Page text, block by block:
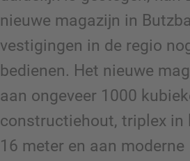
nieuwe magazijn in
vestigingen in de regio
bedienen. Het nieuwe
aan ongeveer 1000
constructiehout, triplex in
16 meter en aan moderne